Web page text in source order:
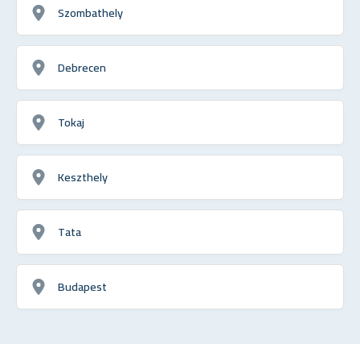
Szombathely
Debrecen
Tokaj
Keszthely
Tata
Budapest